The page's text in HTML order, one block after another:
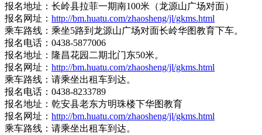
报名地址：长岭县拉菲一期南100米（龙源山广场对面）
报名网址： http://bm.huatu.com/zhaosheng/jl/gkms.html
乘车路线：乘坐5路到龙源山广场对面长岭华图教育下车。
报名电话：0438-5877006
报名地址：隆昌花园二期北门东50米。
报名网址： http://bm.huatu.com/zhaosheng/jl/gkms.html
乘车路线：请乘坐出租车到达。
报名电话：0438-8233789
报名地址：乾安县老东方明珠楼下华图教育
报名网址： http://bm.huatu.com/zhaosheng/jl/gkms.html
乘车路线：请乘坐出租车到达。